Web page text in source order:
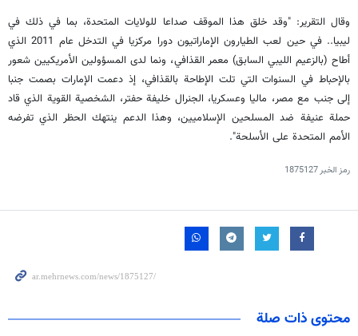
وقال التقرير: "وقد خلق هذا الموقف صداعا للولايات المتحدة، بما في ذلك في
ليبيا.. في حين لعب الطيارون الإماراتيون دورا مركزيا في التدخل عام 2011 الذي
أطاح (بالزعيم الليبي السابق) معمر القذافي، ونما لدى المسؤولين الأمريكيين شعور
بالإحباط في السنوات التي تلت الإطاحة بالقذافي، إذ دعمت الإمارات بصمت جنبا
إلى جنب مع مصر، ماليا وعسكريا، الجنرال خليفة حفتر، الشخصية القوية الذي قاد
حملة عنيفة ضد المسلحين الإسلاميين، وهذا الدعم ينتهك الحظر الذي تفرضه
الأمم المتحدة على الأسلحة".
رمز الخبر1875127
محتوى ذات صلة